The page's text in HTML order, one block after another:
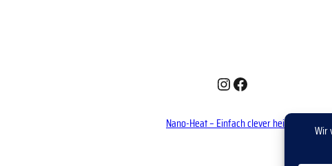
Instagram
Facebook
Nano-Heat – Einfach clever heizen